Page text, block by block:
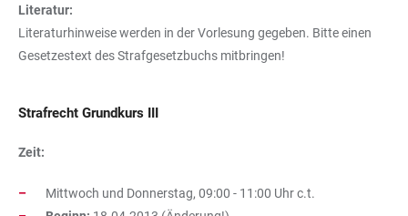
Literatur:
Literaturhinweise werden in der Vorlesung gegeben. Bitte einen
Gesetzestext des Strafgesetzbuchs mitbringen!
Strafrecht Grundkurs III
Zeit:
Mittwoch und Donnerstag, 09:00 - 11:00 Uhr c.t.